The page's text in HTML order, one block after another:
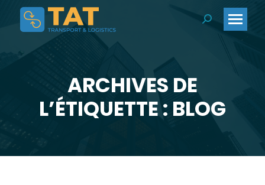
Search:
ARCHIVES DE
L’ÉTIQUETTE : BLOG
Vous êtes ici :